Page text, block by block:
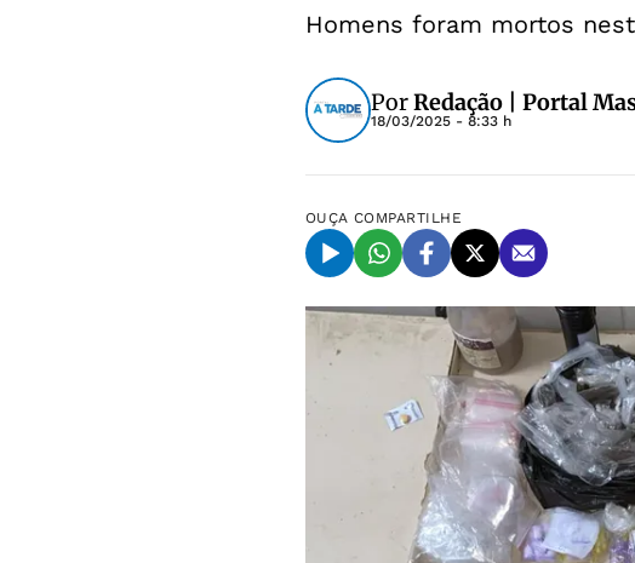
Homens foram mortos
PorRedação | Portal
18/03/2025 - 8:33 h
OUÇA COMPARTILHE